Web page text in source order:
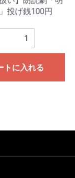
投げ銭100円
トに入れる